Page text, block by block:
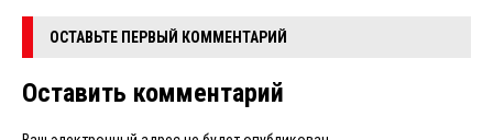
ОСТАВЬТЕ ПЕРВЫЙ КОММЕНТАРИЙ
Оставить комментарий